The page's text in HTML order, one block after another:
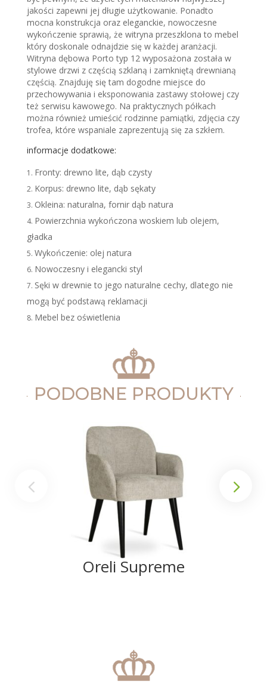
jakości zapewni jej długie użytkowanie. Ponadto
mocna konstrukcja oraz eleganckie, nowoczesne
wykończenie sprawią, że witryna przeszklona to mebel
który doskonale odnajdzie się w każdej aranżacji.
Witryna dębowa Porto typ 12 wyposażona została w
stylowe drzwi z częścią szklaną i zamkniętą drewnianą
częścią. Znajduję się tam dogodne miejsce do
przechowywania i eksponowania zastawy stołowej czy
też serwisu kawowego. Na praktycznych półkach
można również umieścić rodzinne pamiątki, zdjęcia czy
trofea, które wspaniale zaprezentują się za szkłem.
informacje dodatkowe:
Fronty: drewno lite, dąb czysty
Korpus: drewno lite, dąb sękaty
Okleina: naturalna, fornir dąb natura
Powierzchnia wykończona woskiem lub olejem,
gładka
Wykończenie: olej natura
Nowoczesny i elegancki styl
Sęki w drewnie to jego naturalne cechy, dlatego nie
mogą być podstawą reklamacji
Mebel bez oświetlenia
PODOBNE PRODUKTY
Oreli Supreme